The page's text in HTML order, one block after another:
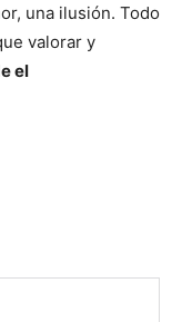
una ilusión. Todo
valorar y
el